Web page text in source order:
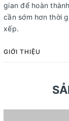
gian để hoàn
cần sớm hơn thời
xếp.
GIỚI THIỆU